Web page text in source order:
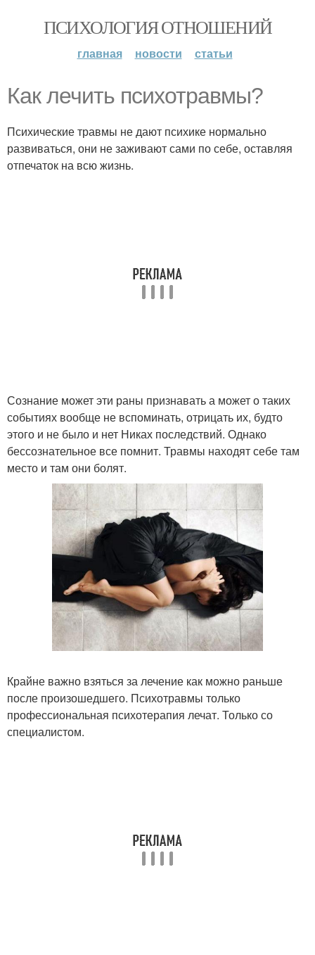
ПСИХОЛОГИЯ ОТНОШЕНИЙ
главная новости статьи
Как лечить психотравмы?
Психические травмы не дают психике нормально
развиваться, они не заживают сами по себе, оставляя
отпечаток на всю жизнь.
Сознание может эти раны признавать а может о таких
событиях вообще не вспоминать, отрицать их, будто
этого и не было и нет Никах последствий. Однако
бессознательное все помнит. Травмы находят себе там
место и там они болят.
Крайне важно взяться за лечение как можно раньше
после произошедшего. Психотравмы только
профессиональная психотерапия лечат. Только со
специалистом.